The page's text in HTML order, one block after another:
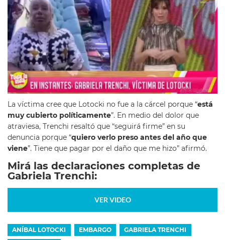
La víctima cree que Lotocki no fue a la cárcel porque “está
muy cubierto políticamente”. En medio del dolor que
atraviesa, Trenchi resaltó que “seguirá firme” en su
denuncia porque “quiero verlo preso antes del año que
viene”. Tiene que pagar por el daño que me hizo” afirmó.
Mirá las declaraciones completas de
Gabriela Trenchi:
VER VIDEO
ANÍBAL LOTOCKI EMBARGO GABRIELA TRENCHI